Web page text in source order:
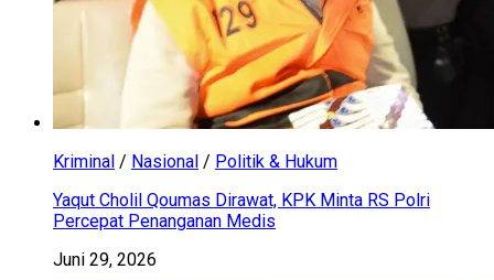
Kriminal / Nasional / Politik & Hukum
Yaqut Cholil Qoumas Dirawat, KPK Minta RS Polri
Percepat Penanganan Medis
Juni 29, 2026